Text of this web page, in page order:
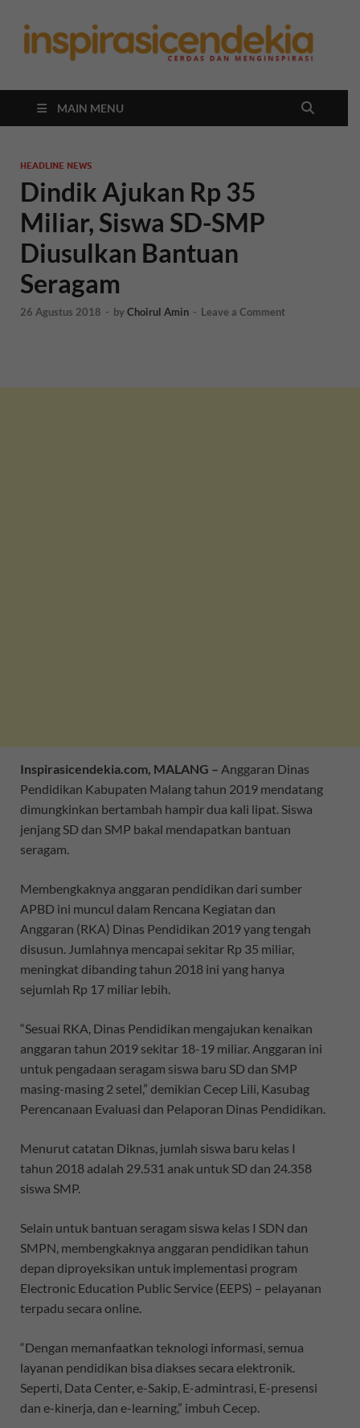
MAIN MENU
HEADLINE NEWS
Dindik Ajukan Rp 35
Miliar, Siswa SD-SMP
Diusulkan Bantuan
Seragam
26 Agustus 2018 - byChoirul Amin - Leave a Comment
Inspirasicendekia.com, MALANG – Anggaran Dinas
Pendidikan Kabupaten Malang tahun 2019 mendatang
dimungkinkan bertambah hampir dua kali lipat. Siswa
jenjang SD dan SMP bakal mendapatkan bantuan
seragam.
Membengkaknya anggaran pendidikan dari sumber
APBD ini muncul dalam Rencana Kegiatan dan
Anggaran (RKA) Dinas Pendidikan 2019 yang tengah
disusun. Jumlahnya mencapai sekitar Rp 35 miliar,
meningkat dibanding tahun 2018 ini yang hanya
sejumlah Rp 17 miliar lebih.
“Sesuai RKA, Dinas Pendidikan mengajukan kenaikan
anggaran tahun 2019 sekitar 18-19 miliar. Anggaran ini
untuk pengadaan seragam siswa baru SD dan SMP
masing-masing 2 setel,” demikian Cecep Lili, Kasubag
Perencanaan Evaluasi dan Pelaporan Dinas Pendidikan.
Menurut catatan Diknas, jumlah siswa baru kelas I
tahun 2018 adalah 29.531 anak untuk SD dan 24.358
siswa SMP.
Selain untuk bantuan seragam siswa kelas I SDN dan
SMPN, membengkaknya anggaran pendidikan tahun
depan diproyeksikan untuk implementasi program
Electronic Education Public Service (EEPS) – pelayanan
terpadu secara online.
“Dengan memanfaatkan teknologi informasi, semua
layanan pendidikan bisa diakses secara elektronik.
Seperti, Data Center, e-Sakip, E-admintrasi, E-presensi
dan e-kinerja, dan e-learning,” imbuh Cecep.